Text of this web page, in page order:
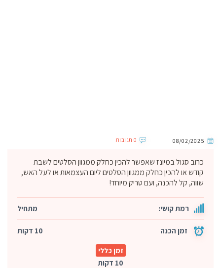
08/02/2025 0 תגובות
כרוב סגול במיונז שאפשר להכין כחלק ממגוון הסלטים לשבת
קודש או להכין כחלק ממגוון הסלטים ליום העצמאות או לעל האש,
שווה, קל להכנה, ועם טריק מיוחד!
רמת קושי: מתחיל
זמן הכנה 10 דקות
זמן כללי
10 דקות